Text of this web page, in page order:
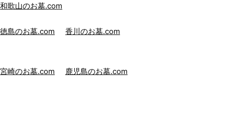
和歌山のお墓.com
徳島のお墓.com
香川のお墓.com
宮崎のお墓.com
鹿児島のお墓.com